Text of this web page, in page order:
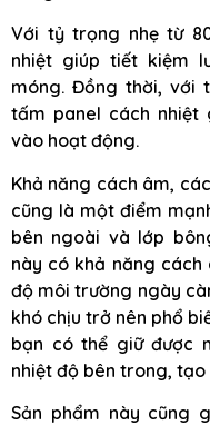
Với tỷ trọng nhẹ từ
nhiệt giúp tiết kiệm
móng. Đồng thời, với
tấm panel cách nhiệt
vào hoạt động.
Khả năng cách âm,
cũng là một điểm
bên ngoài và lớp
này có khả năng cách
độ môi trường ngày
khó chịu trở nên phổ
bạn có thể giữ được
nhiệt độ bên trong,
Sản phẩm này cũng